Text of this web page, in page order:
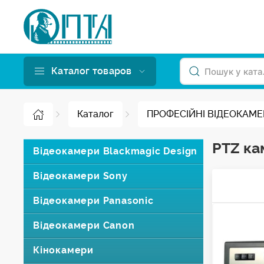
Каталог товаров
Каталог ПРОФЕСІЙНІ
Відеокамери Blackmagic Design
Відеокамери Sony
Відеокамери Panasonic
Відеокамери Canon
Кінокамери
PTZ